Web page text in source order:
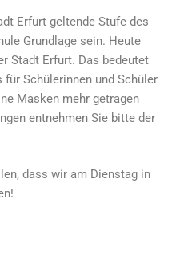
Erfurt geltende Stufe des
Grundlage sein. Heute
Stadt Erfurt. Das bedeutet
Schülerinnen und Schüler
Masken mehr getragen
entnehmen Sie bitte der
dass wir am Dienstag in